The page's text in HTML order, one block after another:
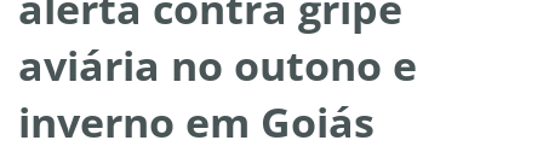
aviária no outono e
inverno em Goiás